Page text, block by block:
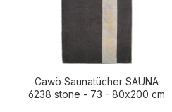
Cawö Saunatücher SAUNA
6238 stone - 73 - 80x200 cm